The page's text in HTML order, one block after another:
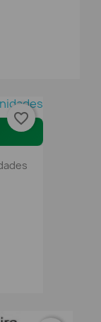
favorite_border